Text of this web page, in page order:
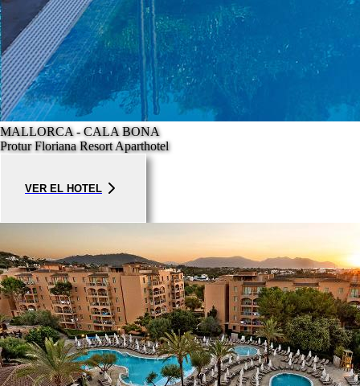
MALLORCA - CALA BONA
Protur Floriana Resort Aparthotel
VER EL HOTEL